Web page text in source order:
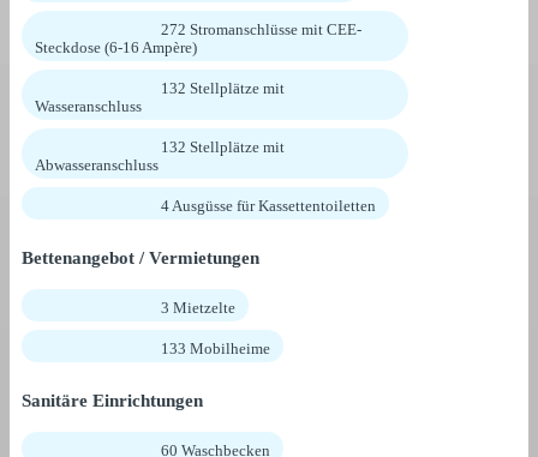
272 Stromanschlüsse mit CEE-
Steckdose (6-16 Ampère)
132 Stellplätze mit
Wasseranschluss
132 Stellplätze mit
Abwasseranschluss
4 Ausgüsse für Kassettentoiletten
Bettenangebot / Vermietungen
3 Mietzelte
133 Mobilheime
Sanitäre Einrichtungen
60 Waschbecken